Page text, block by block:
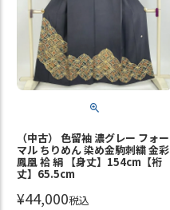
（中古） 色留袖 濃グレー フォー
マル ちりめん 染め金駒刺繍 金彩
鳳凰 袷 絹 【身丈】154cm【裄
丈】65.5cm
¥44,000税込